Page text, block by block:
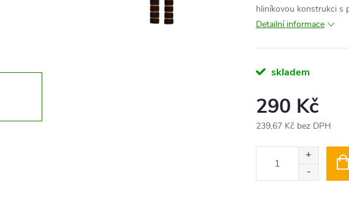
hliníkovou konstrukci s
Detailní informace
skladem
290 Kč
239,67 Kč bez DPH